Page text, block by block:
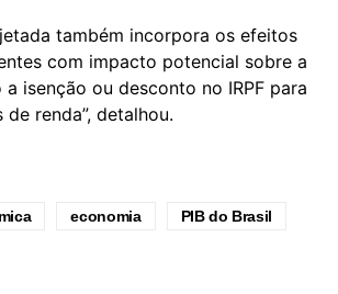
também incorpora os efeitos
com impacto potencial sobre a
isenção ou desconto no IRPF para
renda”, detalhou.
economia PIB do Brasil